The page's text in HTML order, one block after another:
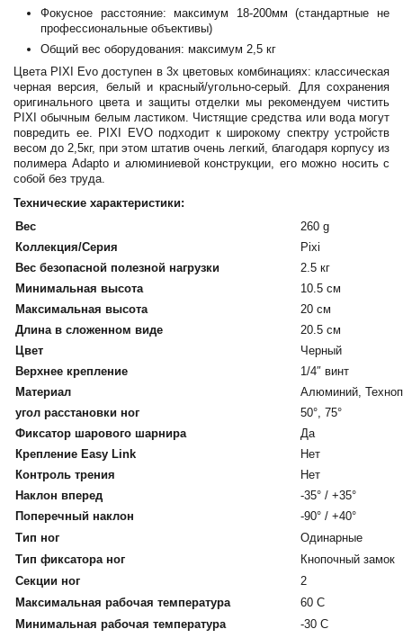
Фокусное расстояние: максимум 18-200мм (стандартные не
профессиональные объективы)
Общий вес оборудования: максимум 2,5 кг
Цвета PIXI Evo доступен в 3х цветовых комбинациях: классическая
черная версия, белый и красный/угольно-серый. Для сохранения
оригинального цвета и защиты отделки мы рекомендуем чистить
PIXI обычным белым ластиком. Чистящие средства или вода могут
повредить ее. PIXI EVO подходит к широкому спектру устройств
весом до 2,5кг, при этом штатив очень легкий, благодаря корпусу из
полимера Adapto и алюминиевой конструкции, его можно носить с
собой без труда.
Технические характеристики:
Вес
260 g
Коллекция/Серия
Pixi
Вес безопасной полезной нагрузки
2.5 кг
Минимальная высота
10.5 см
Максимальная высота
20 см
Длина в сложенном виде
20.5 см
Цвет
Черный
Верхнее крепление
1/4″ винт
Материал
Алюминий,
угол расстановки ног
50°, 75°
Фиксатор шарового шарнира
Да
Крепление Easy Link
Нет
Контроль трения
Нет
Наклон вперед
-35° / +35°
Поперечный наклон
-90° / +40°
Тип ног
Одинарные
Тип фиксатора ног
Кнопочный замок
Секции ног
2
Максимальная рабочая температура
60 C
Минимальная рабочая температура
-30 C